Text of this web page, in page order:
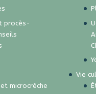
procès-
microcrèche
Vie